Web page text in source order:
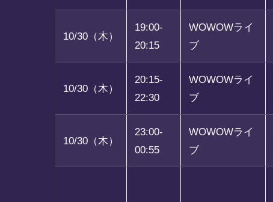
10/30（木）
19:00-
20:15
WOWOWライ
ブ
10/30（木）
20:15-
22:30
WOWOWライ
ブ
10/30（木）
23:00-
00:55
WOWOWライ
ブ